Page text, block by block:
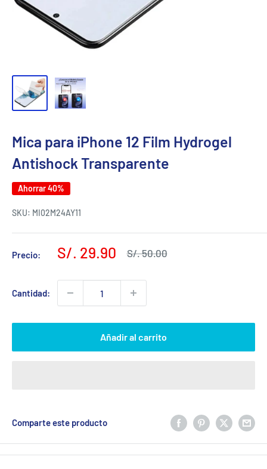
Mica para iPhone 12 Film Hydrogel
Antishock Transparente
Ahorrar 40%
SKU: MI02M24AY11
Precio:
Precio
venta
S/. 29.90
Precio
S/. 50.00
Cantidad:
Añadir al carrito
Comparte este producto